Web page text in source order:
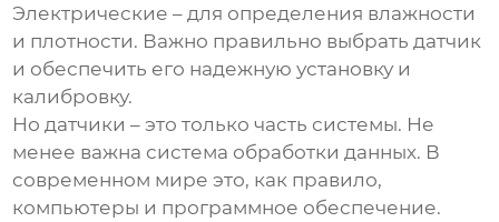
Электрические – для определения влажности
и плотности. Важно правильно выбрать датчик
и обеспечить его надежную установку и
калибровку.
Но датчики – это только часть системы. Не
менее важна система обработки данных. В
современном мире это, как правило,
компьютеры и программное обеспечение.